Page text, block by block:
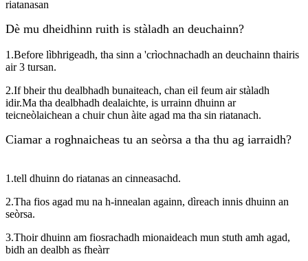
riatanasan
Dè mu dheidhinn ruith is stàladh an deuchainn?
1.Before lìbhrigeadh, tha sinn a 'crìochnachadh an deuchainn thairis
air 3 tursan.
2.If bheir thu dealbhadh bunaiteach, chan eil feum air stàladh
idir.Ma tha dealbhadh dealaichte, is urrainn dhuinn ar
teicneòlaichean a chuir chun àite agad ma tha sin riatanach.
Ciamar a roghnaicheas tu an seòrsa a tha thu ag iarraidh?
1.tell dhuinn do riatanas an cinneasachd.
2.Tha fios agad mu na h-innealan againn, dìreach innis dhuinn an
seòrsa.
3.Thoir dhuinn am fiosrachadh mionaideach mun stuth amh agad,
bidh an dealbh as fheàrr